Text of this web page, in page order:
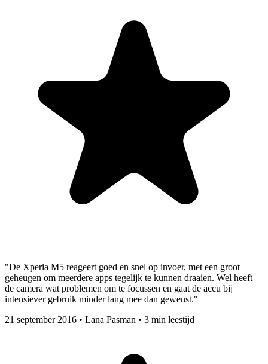
"De Xperia M5 reageert goed en snel op invoer, met een groot
geheugen om meerdere apps tegelijk te kunnen draaien. Wel heeft
de camera wat problemen om te focussen en gaat de accu bij
intensiever gebruik minder lang mee dan gewenst."
21 september 2016 • Lana Pasman • 3 min leestijd